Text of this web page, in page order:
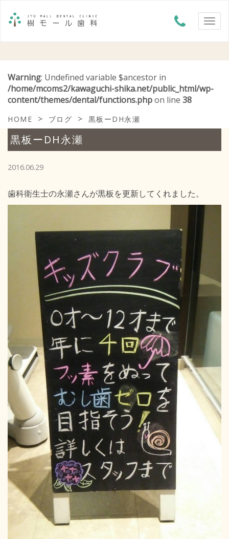
Warning: Undefined variable $ancestor in
/home/mcoms2/kawaguchi-shika.net/public_html/wp-
content/themes/dental/functions.phpon line 38
HOME > ブログ > 黒板ーDH永瀬
黒板ーDH永瀬
2016.06.29
歯科衛生士の永瀬さんが黒板を更新してくれました。